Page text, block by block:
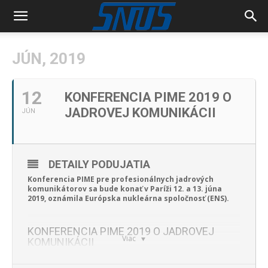
JÚN, 2019
12
JÚN
KONFERENCIA PIME 2019 O
JADROVEJ KOMUNIKÁCII
Viac
DETAILY PODUJATIA
Konferencia PIME pre profesionálnych jadrových
komunikátorov sa bude konať v Paríži 12. a 13. júna
2019, oznámila Európska nukleárna spoločnosť (ENS).
KONFERENCIA PIME 2019 O JADROVEJ
KOMUNIKÁCII